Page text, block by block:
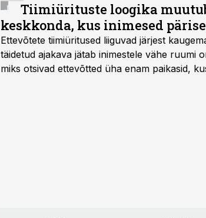
Tiimiürituste loogika
keskkonda, kus inimesed
Ettevõtete tiimiüritused liiguvad järjest
täidetud ajakava jätab inimestele vähe ruumi
miks otsivad ettevõtted üha enam paikasid,